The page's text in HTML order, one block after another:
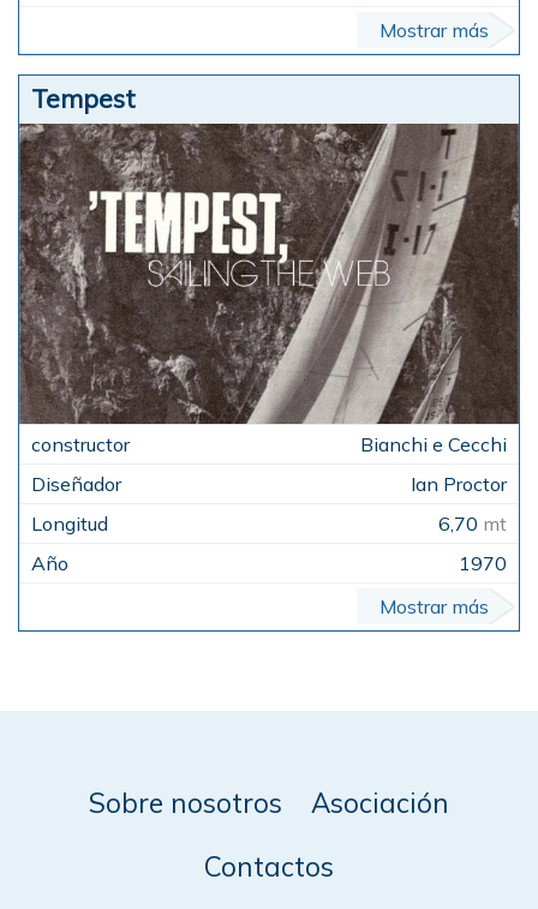
Mostrar más
Tempest
Bianchi e Cecchi
Ian Proctor
6,70 mt
1970
Mostrar más
Sobre nosotros
Asociación
Contactos